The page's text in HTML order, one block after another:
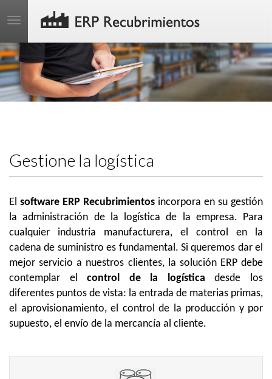
navigation
Gestione la logística
El software ERP Recubrimientos incorpora en su gestión
la administración de la logística de la empresa. Para
cualquier industria manufacturera, el control en la
cadena de suministro es fundamental. Si queremos dar el
mejor servicio a nuestros clientes, la solución ERP debe
contemplar elcontrol de la logística desde los
diferentes puntos de vista: la entrada de materias primas,
el aprovisionamiento, el control de la producción y por
supuesto, el envío de la mercancía al cliente.
;